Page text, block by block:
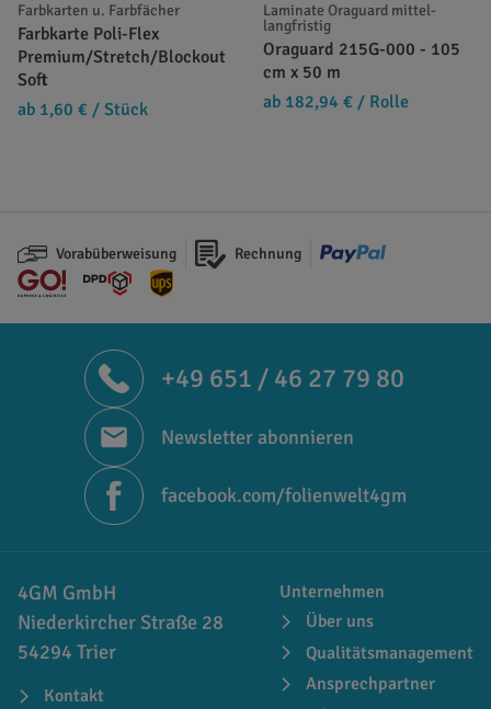
Farbkarten u. Farbfächer
Farbkarte Poli-Flex
Premium/Stretch/Blockout
Soft
ab 1,60 € / Stück
Laminate Oraguard mittel-
langfristig
Oraguard 215G-000 - 105
cm x 50 m
ab 182,94 € / Rolle
Vorabüberweisung Rechnung
+49 651 / 46 27 79 80
Newsletter abonnieren
facebook.com/folienwelt4gm
4GM GmbH
Niederkircher Straße 28
54294 Trier
Kontakt
Unternehmen
Über uns
Qualitätsmanagement
Ansprechpartner